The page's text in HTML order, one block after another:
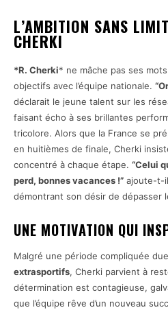
L’AMBITION SANS
CHERKI
*R. Cherki* ne mâche pas ses
objectifs avec l’équipe nationale.
déclarait le jeune talent sur les
faisant écho à ses brillantes
tricolore. Alors que la France se
en huitièmes de finale, Cherki
concentré à chaque étape. “Celui
perd, bonnes vacances !” ajoute-t-
démontrant son désir de dépasser
UNE MOTIVATION QUI
Malgré une période compliquée
extrasportifs, Cherki parvient à
détermination est contagieuse,
que l’équipe rêve d’un nouveau